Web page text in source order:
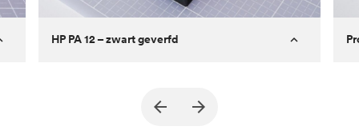
HP PA 12 – zwart geverfd
Constructiedelen en vacuümtools (End